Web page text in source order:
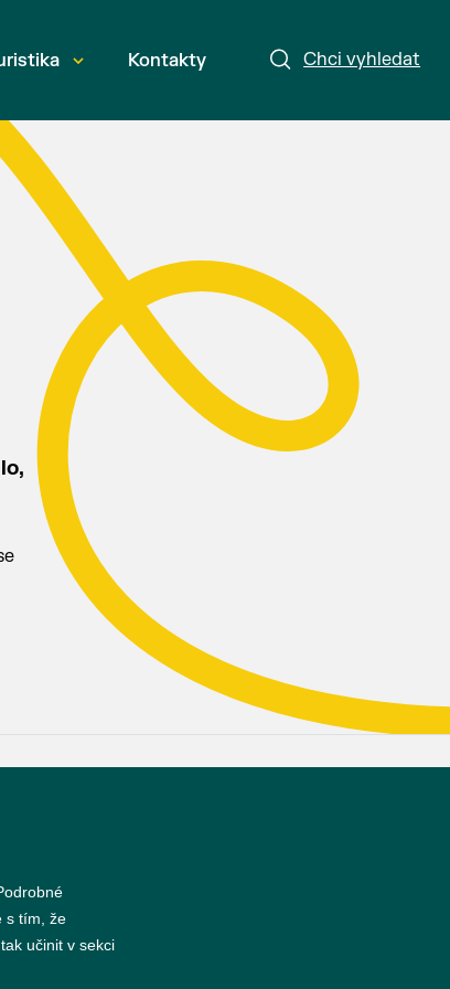
Chci vyhledat
Kontakty
s tím, že
učinit v sekci